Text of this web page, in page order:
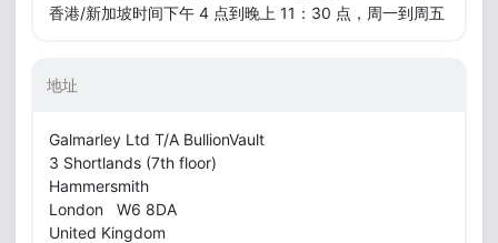
香港/新加坡时间下午 4 点到晚上 11：30 点，周一到周五
地址
Galmarley Ltd T/A BullionVault
3 Shortlands (7th floor)
Hammersmith
London W6 8DA
United Kingdom